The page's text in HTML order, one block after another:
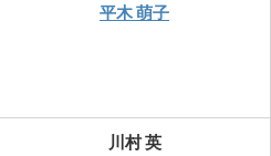
平木 萌子
川村 英